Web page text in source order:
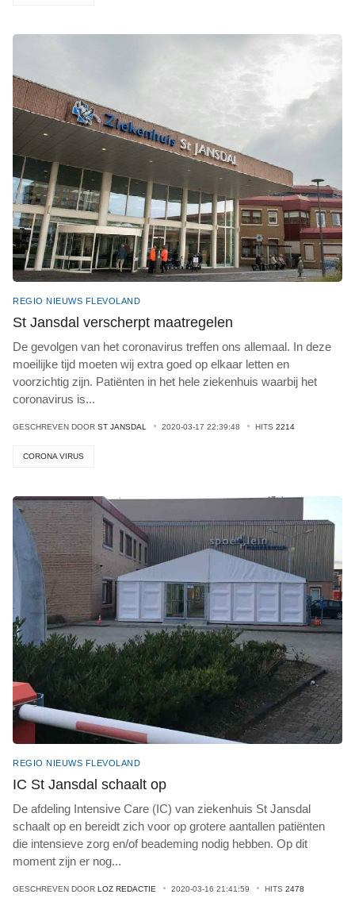
REGIO NIEUWS FLEVOLAND
St Jansdal verscherpt maatregelen
De gevolgen van het coronavirus treffen ons allemaal. In deze
moeilijke tijd moeten wij extra goed op elkaar letten en
voorzichtig zijn. Patiënten in het hele ziekenhuis waarbij het
coronavirus is...
GESCHREVEN DOOR ST JANSDAL 2020-03-17 22:39:48 HITS 2214
CORONA VIRUS
REGIO NIEUWS FLEVOLAND
IC St Jansdal schaalt op
De afdeling Intensive Care (IC) van ziekenhuis St Jansdal
schaalt op en bereidt zich voor op grotere aantallen patiënten
die intensieve zorg en/of beademing nodig hebben. Op dit
moment zijn er nog...
GESCHREVEN DOOR LOZ REDACTIE 2020-03-16 21:41:59 HITS 2478